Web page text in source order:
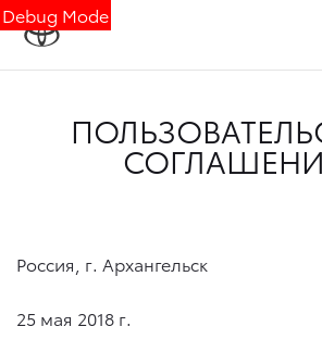
Debug Mode
Россия, г. Архангельск
25 мая 2018 г.